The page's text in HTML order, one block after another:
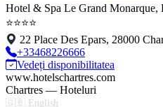
Hotel & Spa Le Grand Monarque,
⭐⭐⭐⭐
22 Place Des Epars, 28000
+33468226666
Vedeți disponibilitatea
www.hotelschartres.com
Chartres — Hoteluri
🇬🇧 English